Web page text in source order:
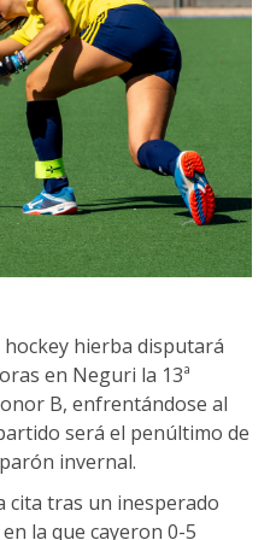
hockey hierba disputará
en Neguri la 13ª
B, enfrentándose al
será el penúltimo de
invernal.
cita tras un inesperado
la que cayeron 0-5